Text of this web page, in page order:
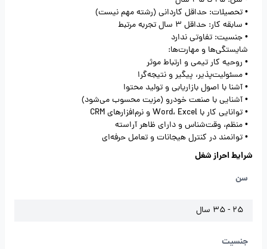
• تحصیلات: حداقل کاردانی (رشته مهم نیست)
• سابقه کار: حداقل 3 سال تجربه مرتبط
• جنسیت: تفاوتی ندارد
شایستگی‌ها و مهارت‌ها:
• روحیه کار تیمی و ارتباط موثر
• مسئولیت‌پذیر، پیگیر و نتیجه‌گرا
• آشنا با اصول بازاریابی و تولید محتوا
• آشنایی با صنعت خودرو (مزیت محسوب می‌شود)
• توانایی کار با Word، Excel و نرم‌افزارهای CRM
• منظم، وقت‌شناس و دارای ظاهر آراسته
• توانمند در کنترل هیجانات و تعامل حرفه‌ای
شرایط احراز شغل
سن
25 - 35 سال
جنسیت